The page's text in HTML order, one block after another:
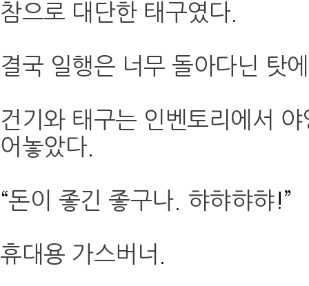
참으로 대단한 태구였다.
결국 일행은 너무 돌아다닌 탓
건기와 태구는 인벤토리에서
어놓았다.
“돈이 좋긴 좋구나. 햐햐햐햐!”
휴대용 가스버너